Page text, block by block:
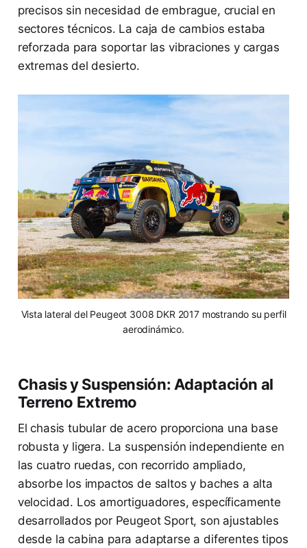
precisos sin necesidad de embrague, crucial en
sectores técnicos. La caja de cambios estaba
reforzada para soportar las vibraciones y cargas
extremas del desierto.
Vista lateral del Peugeot 3008 DKR 2017 mostrando su perfil
aerodinámico.
Chasis y Suspensión: Adaptación al
Terreno Extremo
El chasis tubular de acero proporciona una base
robusta y ligera. La suspensión independiente en
las cuatro ruedas, con recorrido ampliado,
absorbe los impactos de saltos y baches a alta
velocidad. Los amortiguadores, específicamente
desarrollados por Peugeot Sport, son ajustables
desde la cabina para adaptarse a diferentes tipos